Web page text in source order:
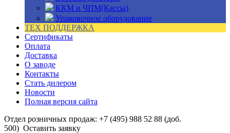
ККМ и ЧПМ(Кассы)
Упаковочное оборудование
ТЕХ ПОДДЕРЖКА
Сертификаты
Оплата
Доставка
О заводе
Контакты
Стать дилером
Новости
Полная версия сайта
Отдел розничных продаж: +7 (495) 988 52 88 (доб.
500) Оставить заявку